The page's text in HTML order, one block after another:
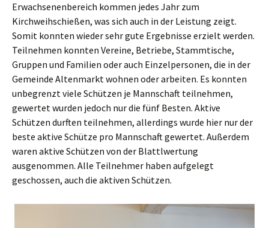
Erwachsenenbereich kommen jedes Jahr zum
Kirchweihschießen, was sich auch in der Leistung zeigt.
Somit konnten wieder sehr gute Ergebnisse erzielt werden.
Teilnehmen konnten Vereine, Betriebe, Stammtische,
Gruppen und Familien oder auch Einzelpersonen, die in der
Gemeinde Altenmarkt wohnen oder arbeiten. Es konnten
unbegrenzt viele Schützen je Mannschaft teilnehmen,
gewertet wurden jedoch nur die fünf Besten. Aktive
Schützen durften teilnehmen, allerdings wurde hier nur der
beste aktive Schütze pro Mannschaft gewertet. Außerdem
waren aktive Schützen von der Blattlwertung
ausgenommen. Alle Teilnehmer haben aufgelegt
geschossen, auch die aktiven Schützen.